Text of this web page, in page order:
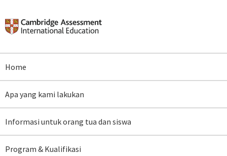
Home
Apa yang kami lakukan
Informasi untuk orang tua dan siswa
Program & Kualifikasi